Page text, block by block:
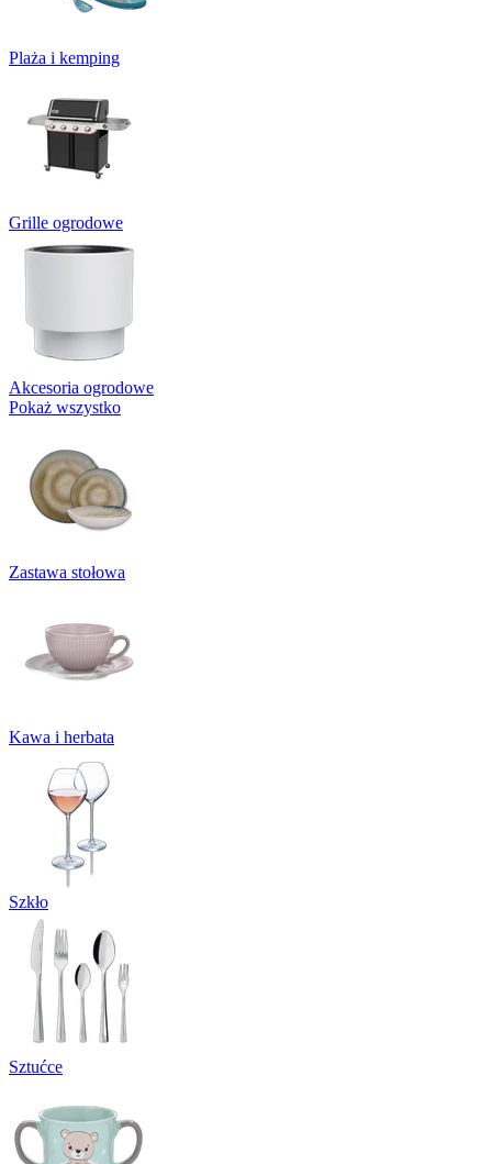
Plaża i kemping
Grille ogrodowe
Akcesoria ogrodowe
Pokaż wszystko
Zastawa stołowa
Kawa i herbata
Szkło
Sztućce